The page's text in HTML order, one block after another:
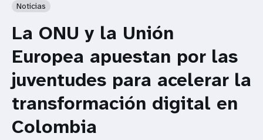
Noticias
La ONU y la Unión
Europea apuestan por las
juventudes para acelerar la
transformación digital en
Colombia